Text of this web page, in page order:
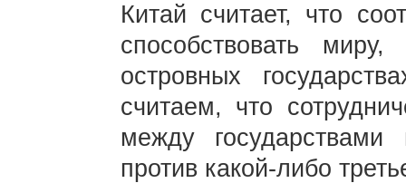
Китай считает, что
способствовать
островных
считаем, что
между
против какой-либо